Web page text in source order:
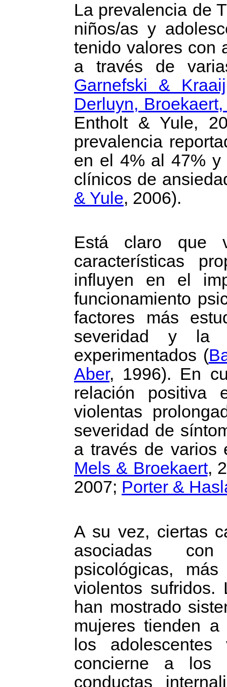
La prevalencia de
niños/as y
tenido valores con
a través de
Garnefski & Kraaij
Derluyn,
Entholt & Yule,
prevalencia
en el 4% al 47% y
clínicos de
& Yule, 2006).
Está claro que
características
influyen en el
funcionamiento
factores más
severidad y la
experimentados (
Aber, 1996). En
relación positiva
violentas
severidad de
a través de varios
Mels & Broekaert,
2007; Porter &
A su vez, ciertas
asociadas con
psicológicas,
violentos
han mostrado
mujeres tienden a
los
concierne a los
conductas